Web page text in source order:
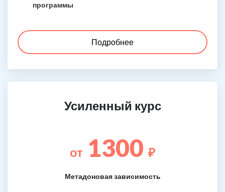
программы
Подробнее
Усиленный курс
от 1300 ₽
Метадоновая зависимость